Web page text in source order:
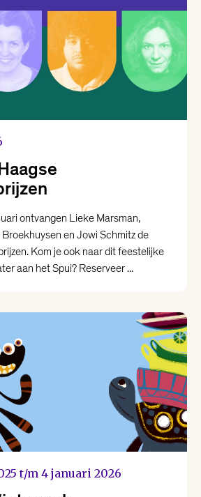
ontvangen Lieke Marsman,
en Jowi Schmitz de
Kom je ook naar dit feestelijke
aan het Spui? Reserveer ...
t/m 4 januari 2026